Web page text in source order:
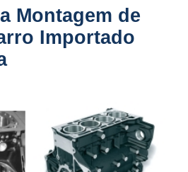
Montagem de
Importado